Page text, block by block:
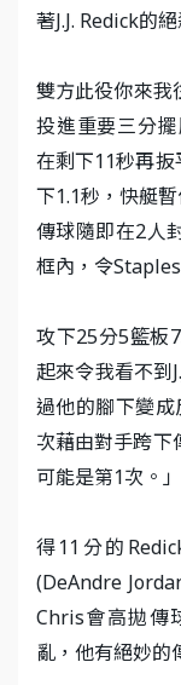
著J.J. Redick的
雙方此役你來
投進重要三分
在剩下11秒再
下1.1秒，快艇
傳球隨即在2人
框內，令
攻下25分5籃板
起來令我看不到
過他的腳下變
次藉由對手跨
可能是第1次。」
得11分的
(DeAndre
Chris會高拋傳
亂，他有絕妙的